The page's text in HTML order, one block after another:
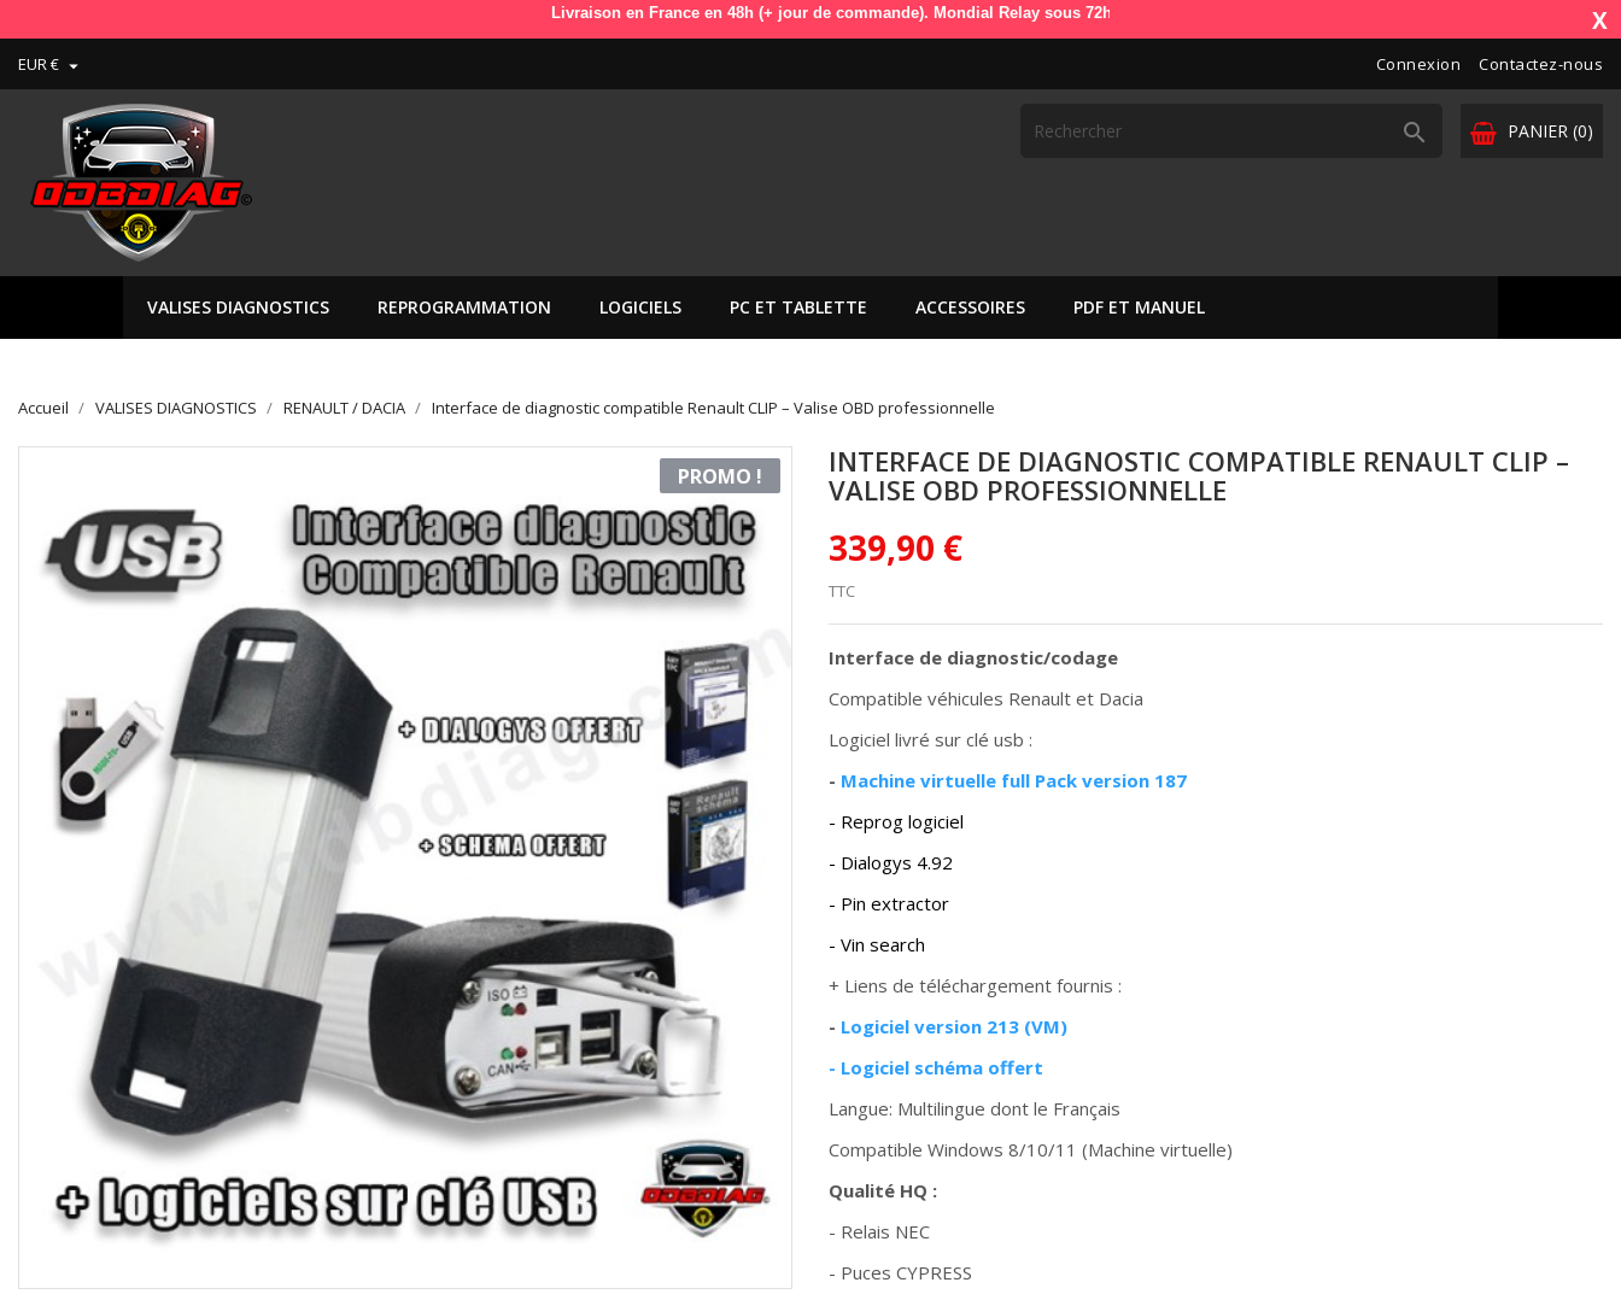
Livraison en France en 48h (+ jour de commande). Mondial Relay sous 72h (+ jour de commande). OdbDiag vous livre dans toute l'Europe. Vos paiements sontX
EUR €  Connexion Contactez-nous
PANIER (0)

VALISES DIAGNOSTICS REPROGRAMMATION LOGICIELS PC ET TABLETTE ACCESSOIRES PDF ET MANUEL
Accueil VALISES DIAGNOSTICS RENAULT / DACIA Interface de diagnostic compatible Renault CLIP – Valise OBD professionnelle
PROMO !
INTERFACE DE DIAGNOSTIC COMPATIBLE RENAULT CLIP –
VALISE OBD PROFESSIONNELLE
339,90 €
TTC
Interface de diagnostic/codage
Compatible véhicules Renault et Dacia
Logiciel livré sur clé usb :
- Machine virtuelle full Pack version 187
- Reprog logiciel
- Dialogys 4.92
- Pin extractor
- Vin search
+ Liens de téléchargement fournis :
- Logiciel version 213 (VM)
- Logiciel schéma offert
Langue: Multilingue dont le Français
Compatible Windows 8/10/11 (Machine virtuelle)
Qualité HQ :
- Relais NEC
- Puces CYPRESS